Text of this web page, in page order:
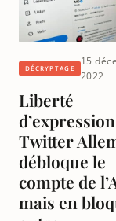
DÉCRYPTAGE
15
2022
Liberté
Twitter
débloque le
compte de
mais en